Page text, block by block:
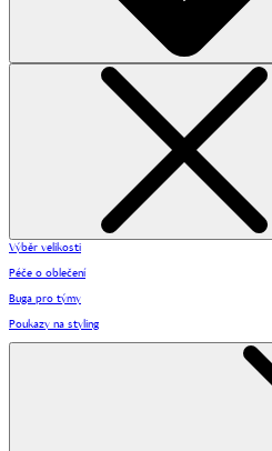
Výběr velikosti
Péče o oblečení
Buga pro týmy
Poukazy na styling